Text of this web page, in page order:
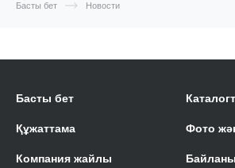
Басты бет Новости
Басты бет
Құжаттама Фото
Компания жайлы